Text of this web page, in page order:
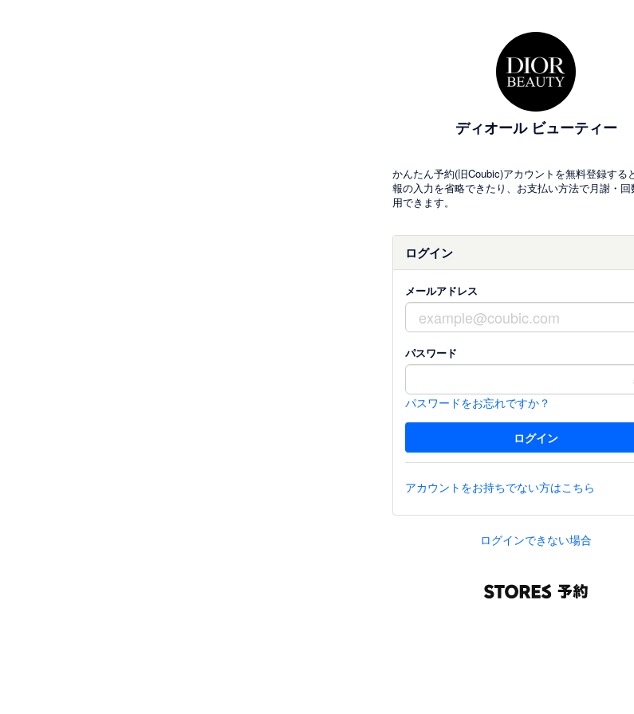
ディオール ビューティー
かんたん予約(旧Coubic)アカウントを無料登録する
報の入力を省略できたり、お支払い方法で月謝・回
用できます。
ログイン
メールアドレス
パスワード
パスワードをお忘れですか？
アカウントをお持ちでない方はこちら
ログインできない場合